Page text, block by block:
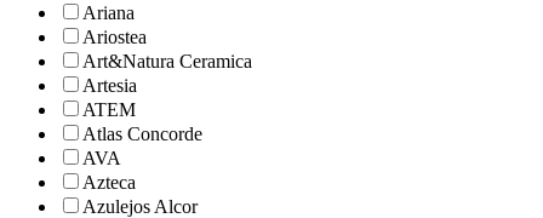
Ariana
Ariostea
Art&Natura Ceramica
Artesia
ATEM
Atlas Concorde
AVA
Azteca
Azulejos Alcor